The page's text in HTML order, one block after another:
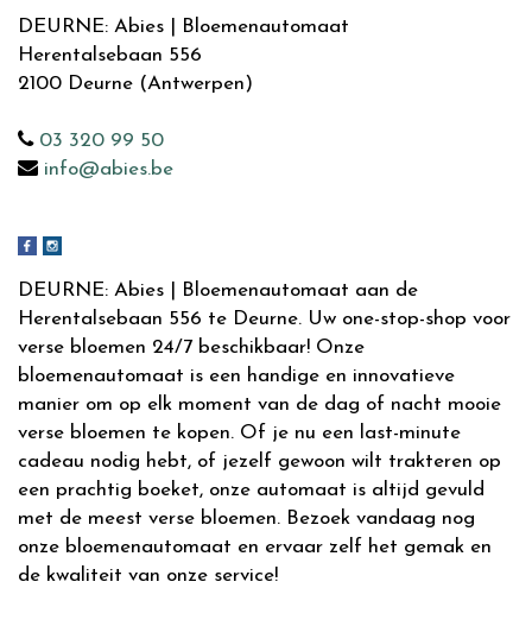
DEURNE: Abies | Bloemenautomaat
Herentalsebaan 556
2100 Deurne (Antwerpen)
03 320 99 50
info@abies.be
DEURNE: Abies | Bloemenautomaat aan de
Herentalsebaan 556 te Deurne. Uw one-stop-shop voor
verse bloemen 24/7 beschikbaar! Onze
bloemenautomaat is een handige en innovatieve
manier om op elk moment van de dag of nacht mooie
verse bloemen te kopen. Of je nu een last-minute
cadeau nodig hebt, of jezelf gewoon wilt trakteren op
een prachtig boeket, onze automaat is altijd gevuld
met de meest verse bloemen. Bezoek vandaag nog
onze bloemenautomaat en ervaar zelf het gemak en
de kwaliteit van onze service!